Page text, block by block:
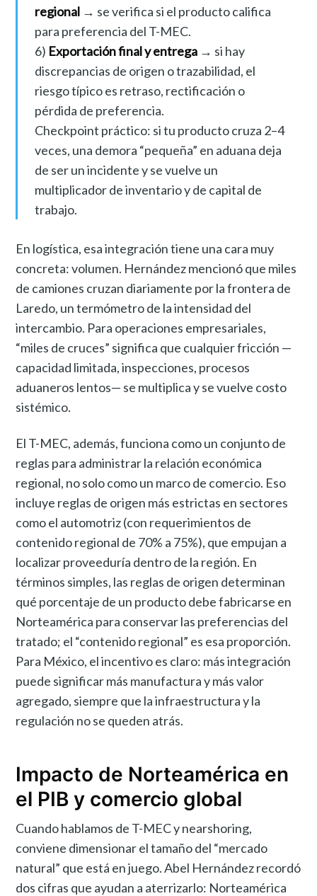
regional→ se verifica si el producto califica
para preferencia del T-MEC.
6) Exportación final y entrega→ si hay
discrepancias de origen o trazabilidad, el
riesgo típico es retraso, rectificación o
pérdida de preferencia.
Checkpoint práctico: si tu producto cruza 2–4
veces, una demora “pequeña” en aduana deja
de ser un incidente y se vuelve un
multiplicador de inventario y de capital de
trabajo.
En logística, esa integración tiene una cara muy
concreta: volumen. Hernández mencionó que miles
de camiones cruzan diariamente por la frontera de
Laredo, un termómetro de la intensidad del
intercambio. Para operaciones empresariales,
“miles de cruces” significa que cualquier fricción —
capacidad limitada, inspecciones, procesos
aduaneros lentos— se multiplica y se vuelve costo
sistémico.
El T-MEC, además, funciona como un conjunto de
reglas para administrar la relación económica
regional, no solo como un marco de comercio. Eso
incluye reglas de origen más estrictas en sectores
como el automotriz (con requerimientos de
contenido regional de 70% a 75%), que empujan a
localizar proveeduría dentro de la región. En
términos simples, las reglas de origen determinan
qué porcentaje de un producto debe fabricarse en
Norteamérica para conservar las preferencias del
tratado; el “contenido regional” es esa proporción.
Para México, el incentivo es claro: más integración
puede significar más manufactura y más valor
agregado, siempre que la infraestructura y la
regulación no se queden atrás.
Impacto de Norteamérica en
el PIB y comercio global
Cuando hablamos de T-MEC y nearshoring,
conviene dimensionar el tamaño del “mercado
natural” que está en juego. Abel Hernández recordó
dos cifras que ayudan a aterrizarlo: Norteamérica